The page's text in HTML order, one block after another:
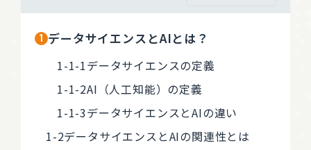
データサイエンスとAIとは？
データサイエンスの定義
AI（人工知能）の定義
データサイエンスとAIの違い
データサイエンスとAIの関連性とは